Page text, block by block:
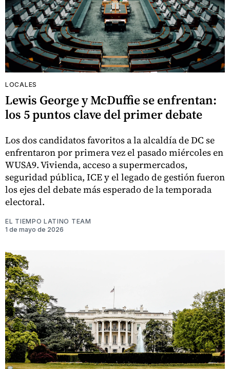
LOCALES
Lewis George y McDuffie se enfrentan:
los 5 puntos clave del primer debate
Los dos candidatos favoritos a la alcaldía de DC se
enfrentaron por primera vez el pasado miércoles en
WUSA9. Vivienda, acceso a supermercados,
seguridad pública, ICE y el legado de gestión fueron
los ejes del debate más esperado de la temporada
electoral.
EL TIEMPO LATINO TEAM
1 de mayo de 2026